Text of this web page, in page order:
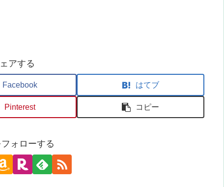
アする
Facebook はてブ
Pinterest コピー
ォローする